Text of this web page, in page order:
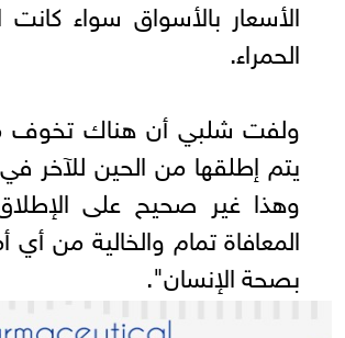
الأسعار بالأسواق سواء
الحمراء.
ولفت شلبي أن هناك تخوف
يتم إطلقها من الحين للآخر
وهذا غير صحيح على
المعافاة تمام والخالية من
بصحة الإنسان".